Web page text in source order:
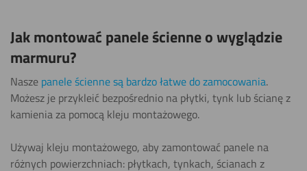
Jak montować panele ścienne o wyglądzie
marmuru?
Nasze panele ścienne są bardzo łatwe do zamocowania.
Możesz je przykleić bezpośrednio na płytki, tynk lub ścianę z
kamienia za pomocą kleju montażowego.
Używaj kleju montażowego, aby zamontować panele na
różnych powierzchniach: płytkach, tynkach, ścianach z